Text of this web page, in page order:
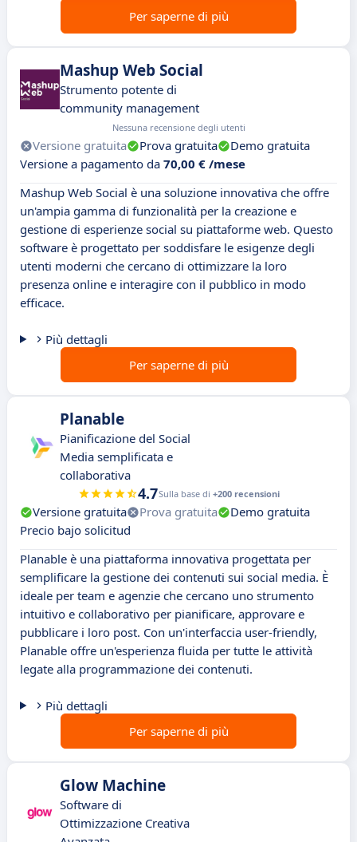
Per saperne di più
Mashup Web Social
Strumento potente di
community management
Nessuna recensione degli utenti
Versione gratuita Prova gratuita
Demo gratuita
Versione a pagamento da 70,00 € /mese
Mashup Web Social è una soluzione innovativa che offre
un'ampia gamma di funzionalità per la creazione e
gestione di esperienze social su piattaforme web. Questo
software è progettato per soddisfare le esigenze degli
utenti moderni che cercano di ottimizzare la loro
presenza online e interagire con il pubblico in modo
efficace.
Più dettagli
Per saperne di più
Planable
Pianificazione del Social
Media semplificata e
collaborativa
4.7Sulla base di +200 recensioni
Versione gratuita Prova gratuita
Demo gratuita
Precio bajo solicitud
Planable è una piattaforma innovativa progettata per
semplificare la gestione dei contenuti sui social media. È
ideale per team e agenzie che cercano uno strumento
intuitivo e collaborativo per pianificare, approvare e
pubblicare i loro post. Con un'interfaccia user-friendly,
Planable offre un'esperienza fluida per tutte le attività
legate alla programmazione dei contenuti.
Più dettagli
Per saperne di più
Glow Machine
Software di
Ottimizzazione Creativa